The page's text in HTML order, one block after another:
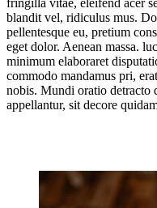
blandit vel, ridiculus mus.
pellentesque eu, pretium
eget dolor. Aenean massa.
minimum elaboraret
commodo mandamus pri,
nobis. Mundi oratio detracto
appellantur, sit decore